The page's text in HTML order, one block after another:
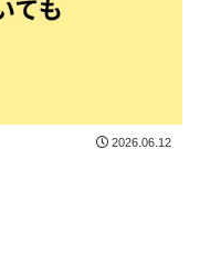
2026.06.12